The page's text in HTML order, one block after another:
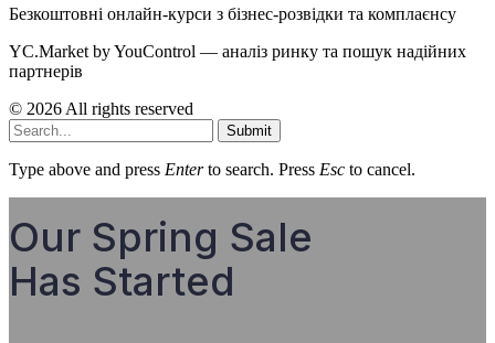
Безкоштовні онлайн-курси з бізнес-розвідки та комплаєнсу
YC.Market by YouControl — аналіз ринку та пошук надійних
партнерів
© 2026 All rights reserved
Submit
Type above and press Enterto search. Press Esc to cancel.
Our Spring Sale
Has Started